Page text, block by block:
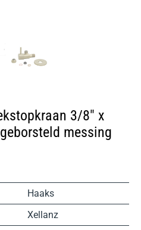
3/8″ x
messing
Haaks
Xellanz